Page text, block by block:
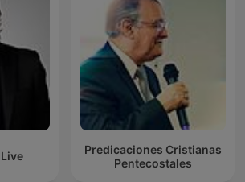
Predicaciones Cristianas
Pentecostales